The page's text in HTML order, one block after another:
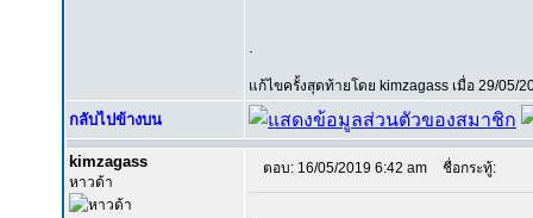
แก้ไขครั้งสุดท้ายโดย kimzagass เมื่อ 29/05/
กลับไปข้างบน
kimzagass
หาวด้า
ตอบ: 16/05/2019 6:42 am ชื่อกระทู้: